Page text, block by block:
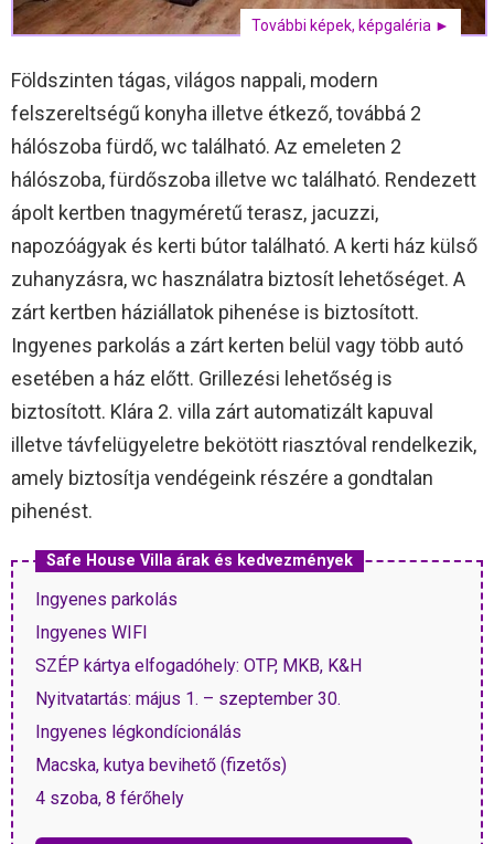
További képek, képgaléria ►
Földszinten tágas, világos nappali, modern
felszereltségű konyha illetve étkező, továbbá 2
hálószoba fürdő, wc található. Az emeleten 2
hálószoba, fürdőszoba illetve wc található. Rendezett
ápolt kertben tnagyméretű terasz, jacuzzi,
napozóágyak és kerti bútor található. A kerti ház külső
zuhanyzásra, wc használatra biztosít lehetőséget. A
zárt kertben háziállatok pihenése is biztosított.
Ingyenes parkolás a zárt kerten belül vagy több autó
esetében a ház előtt. Grillezési lehetőség is
biztosított. Klára 2. villa zárt automatizált kapuval
illetve távfelügyeletre bekötött riasztóval rendelkezik,
amely biztosítja vendégeink részére a gondtalan
pihenést.
Safe House Villa árak és kedvezmények
Ingyenes parkolás
Ingyenes WIFI
SZÉP kártya elfogadóhely: OTP, MKB, K&H
Nyitvatartás: május 1. – szeptember 30.
Ingyenes légkondícionálás
Macska, kutya bevihető (fizetős)
4 szoba, 8 férőhely